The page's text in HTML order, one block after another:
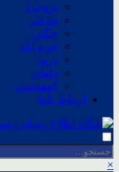
بروجرد
پلدختر
چگنی
خرم آباد
درود
دلفان
کوهدشت
ارتباط باما
×